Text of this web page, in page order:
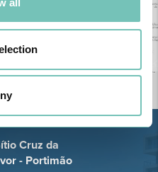
all
Cruz da
- Portimão